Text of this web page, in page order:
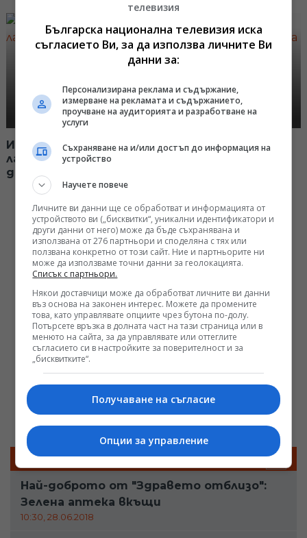
Иновативни технологии, с които
лабораториите правят по-точна
диагностика
ПОСЛЕДНИ БРОЕВЕ
Най-доброто от "Здравето отблизо":
Зелена аптека вкъщи
10:30, 28.06.2018
телевизия
Българска национална телевизия иска
съгласието Ви, за да използва личните Ви
данни за:
Персонализирана реклама и съдържание,
измерване на рекламата и съдържанието,
проучване на аудиторията и разработване на
услуги
Съхраняване на и/или достъп до информация на
устройство
Научете повече
Личните ви данни ще се обработват и информацията от
устройството ви („бисквитки“, уникални идентификатори и
други данни от него) може да бъде съхранявана и
използвана от 276 партньори и споделяна с тях или
ползвана конкретно от този сайт. Ние и партньорите ни
може да използваме точни данни за геолокацията.
Списък с партньори.
Някои доставчици може да обработват личните ви данни
въз основа на законен интерес. Можете да промените
това, като управлявате опциите чрез бутона по-долу.
Потърсете връзка в долната част на тази страница или в
менюто на сайта, за да управлявате или оттеглите
съгласието си в настройките за поверителност и за
„бисквитките“.
Получаване на съгласие
Опции за управление